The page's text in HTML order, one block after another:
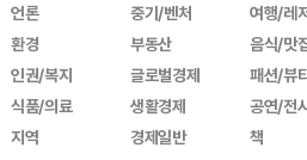
언론
환경
인권/복지
식품/의료
지역
중기/벤처
부동산
글로벌경제
생활경제
경제일반
여행/레
음식/맛
패션/뷰
공연/전
책